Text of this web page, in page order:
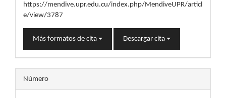
https://mendive.upr.edu.cu/index.php/MendiveUPR/articl
e/view/3787
Más formatos de cita Descargar cita
Número